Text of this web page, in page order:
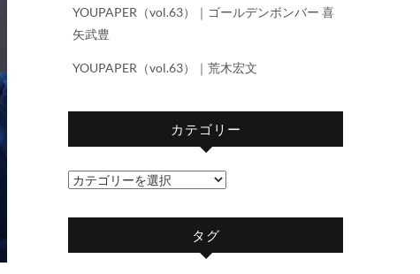
YOUPAPER（vol.63）｜ゴールデンボンバー 喜
矢武豊
YOUPAPER（vol.63）｜荒木宏文
カテゴリー
カ
タグ